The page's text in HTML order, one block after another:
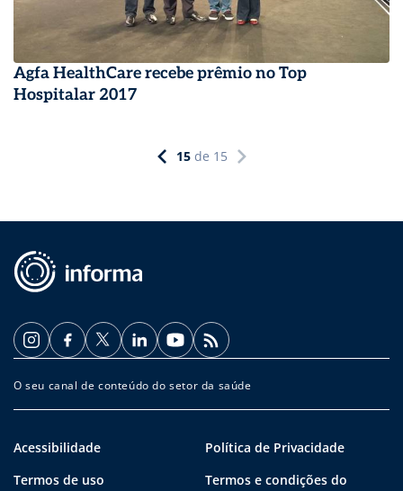
Agfa HealthCare recebe prêmio no Top
Hospitalar 2017
15 de 15
O seu canal de conteúdo do setor da saúde
Acessibilidade
Política de Privacidade
Termos de uso
Termos e condições do